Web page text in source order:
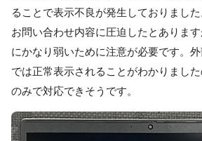
ることで表示不良が発生しておりました
お問い合わせ内容に圧迫したとありま
にかなり弱いために注意が必要です。
では正常表示されることがわかりまし
のみで対応できそうです。